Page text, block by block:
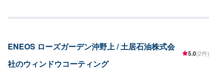
ENEOS ローズガーデン沖野上 / 土居石油株式会
社のウィンドウコーティング
5.0(2件)